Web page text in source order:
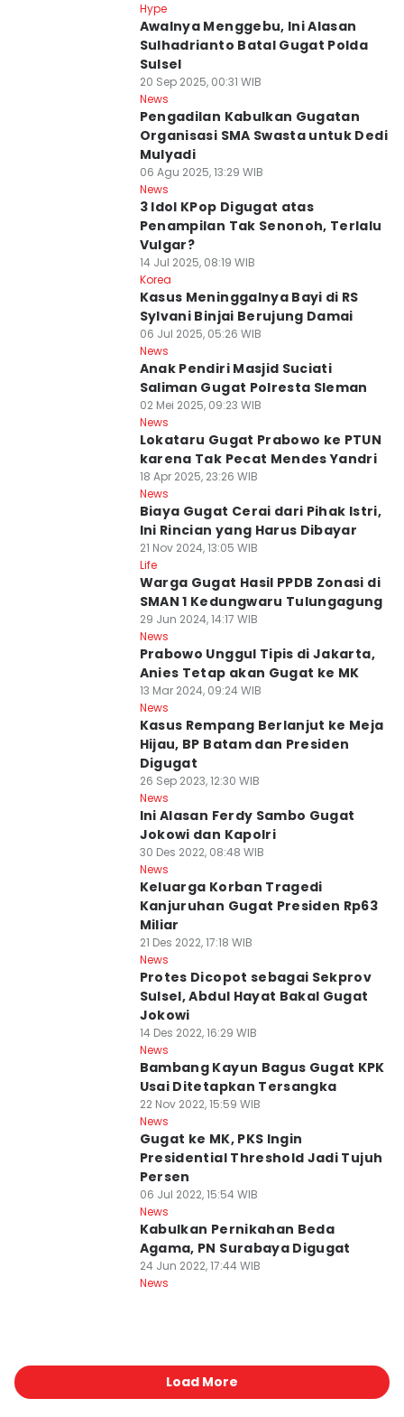
Hype
Awalnya Menggebu, Ini Alasan
Sulhadrianto Batal Gugat Polda
Sulsel
20 Sep 2025, 00:31 WIB
News
Pengadilan Kabulkan Gugatan
Organisasi SMA Swasta untuk Dedi
Mulyadi
06 Agu 2025, 13:29 WIB
News
3 Idol KPop Digugat atas
Penampilan Tak Senonoh, Terlalu
Vulgar?
14 Jul 2025, 08:19 WIB
Korea
Kasus Meninggalnya Bayi di RS
Sylvani Binjai Berujung Damai
06 Jul 2025, 05:26 WIB
News
Anak Pendiri Masjid Suciati
Saliman Gugat Polresta Sleman
02 Mei 2025, 09:23 WIB
News
Lokataru Gugat Prabowo ke PTUN
karena Tak Pecat Mendes Yandri
18 Apr 2025, 23:26 WIB
News
Biaya Gugat Cerai dari Pihak Istri,
Ini Rincian yang Harus Dibayar
21 Nov 2024, 13:05 WIB
Life
Warga Gugat Hasil PPDB Zonasi di
SMAN 1 Kedungwaru Tulungagung
29 Jun 2024, 14:17 WIB
News
Prabowo Unggul Tipis di Jakarta,
Anies Tetap akan Gugat ke MK
13 Mar 2024, 09:24 WIB
News
Kasus Rempang Berlanjut ke Meja
Hijau, BP Batam dan Presiden
Digugat
26 Sep 2023, 12:30 WIB
News
Ini Alasan Ferdy Sambo Gugat
Jokowi dan Kapolri
30 Des 2022, 08:48 WIB
News
Keluarga Korban Tragedi
Kanjuruhan Gugat Presiden Rp63
Miliar
21 Des 2022, 17:18 WIB
News
Protes Dicopot sebagai Sekprov
Sulsel, Abdul Hayat Bakal Gugat
Jokowi
14 Des 2022, 16:29 WIB
News
Bambang Kayun Bagus Gugat KPK
Usai Ditetapkan Tersangka
22 Nov 2022, 15:59 WIB
News
Gugat ke MK, PKS Ingin
Presidential Threshold Jadi Tujuh
Persen
06 Jul 2022, 15:54 WIB
News
Kabulkan Pernikahan Beda
Agama, PN Surabaya Digugat
24 Jun 2022, 17:44 WIB
News
Load More